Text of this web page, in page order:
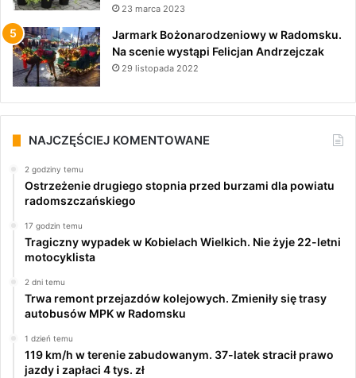
23 marca 2023
Jarmark Bożonarodzeniowy w Radomsku.
Na scenie wystąpi Felicjan Andrzejczak
29 listopada 2022
NAJCZĘŚCIEJ KOMENTOWANE
2 godziny temu
Ostrzeżenie drugiego stopnia przed burzami dla powiatu
radomszczańskiego
17 godzin temu
Tragiczny wypadek w Kobielach Wielkich. Nie żyje 22-letni
motocyklista
2 dni temu
Trwa remont przejazdów kolejowych. Zmieniły się trasy
autobusów MPK w Radomsku
1 dzień temu
119 km/h w terenie zabudowanym. 37-latek stracił prawo
jazdy i zapłaci 4 tys. zł